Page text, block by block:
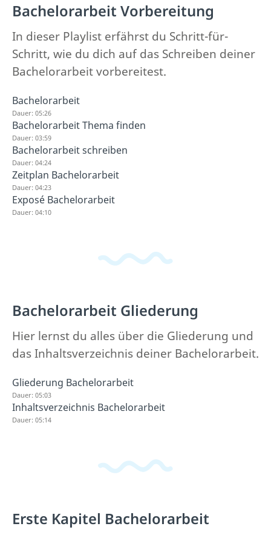
Bachelorarbeit Vorbereitung
In dieser Playlist erfährst du Schritt-für-
Schritt, wie du dich auf das Schreiben deiner
Bachelorarbeit vorbereitest.
Bachelorarbeit
Dauer: 05:26
Bachelorarbeit Thema finden
Dauer: 03:59
Bachelorarbeit schreiben
Dauer: 04:24
Zeitplan Bachelorarbeit
Dauer: 04:23
Exposé Bachelorarbeit
Dauer: 04:10
Bachelorarbeit Gliederung
Hier lernst du alles über die Gliederung und
das Inhaltsverzeichnis deiner Bachelorarbeit.
Gliederung Bachelorarbeit
Dauer: 05:03
Inhaltsverzeichnis Bachelorarbeit
Dauer: 05:14
Erste Kapitel Bachelorarbeit